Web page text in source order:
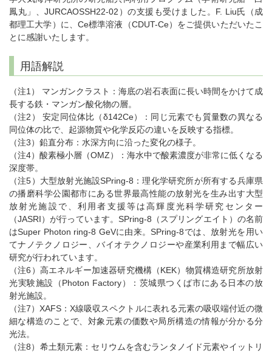
鳳丸」、JURCAOSSH22-02）の支援も受けました。F. Liu氏（成
都理工大学）に、Ce標準溶液（CDUT-Ce）をご提供いただいたこ
とに感謝いたします。
用語解説
（注1） マンガンクラスト：海底の岩石表面に長い時間をかけて成
長する鉄・マンガン酸化物の層。
（注2） 安定同位体比（δ142Ce）：同じ元素でも質量数の異なる
同位体の比で、起源物質や化学反応の違いを反映する指標。
（注3）鉛直分布：水深方向に沿った変化の様子。
（注4）酸素極小層（OMZ）：海水中で酸素濃度が非常に低くなる
深度帯。
（注5）大型放射光施設SPring-8：理化学研究所が所有する兵庫県
の播磨科学公園都市にある世界最高性能の放射光を生み出す大型
放射光施設で、利用者支援等は高輝度光科学研究センター
（JASRI）が行っています。SPring-8（スプリングエイト）の名前
はSuper Photon ring-8 GeVに由来。SPring-8では、放射光を用い
てナノテクノロジー、バイオテクノロジーや産業利用まで幅広い
研究が行われています。
（注6）高エネルギー加速器研究機構（KEK）物質構造研究所放射
光実験施設（Photon Factory）：茨城県つくば市にある日本の放
射光施設。
（注7）XAFS：X線吸収スペクトルに表れる元素の吸収端付近の微
細な構造のことで、対象元素の価数や局所構造の情報が分かる分
光法。
（注8）希土類元素：セリウムを含むランタノイド元素やイットリ